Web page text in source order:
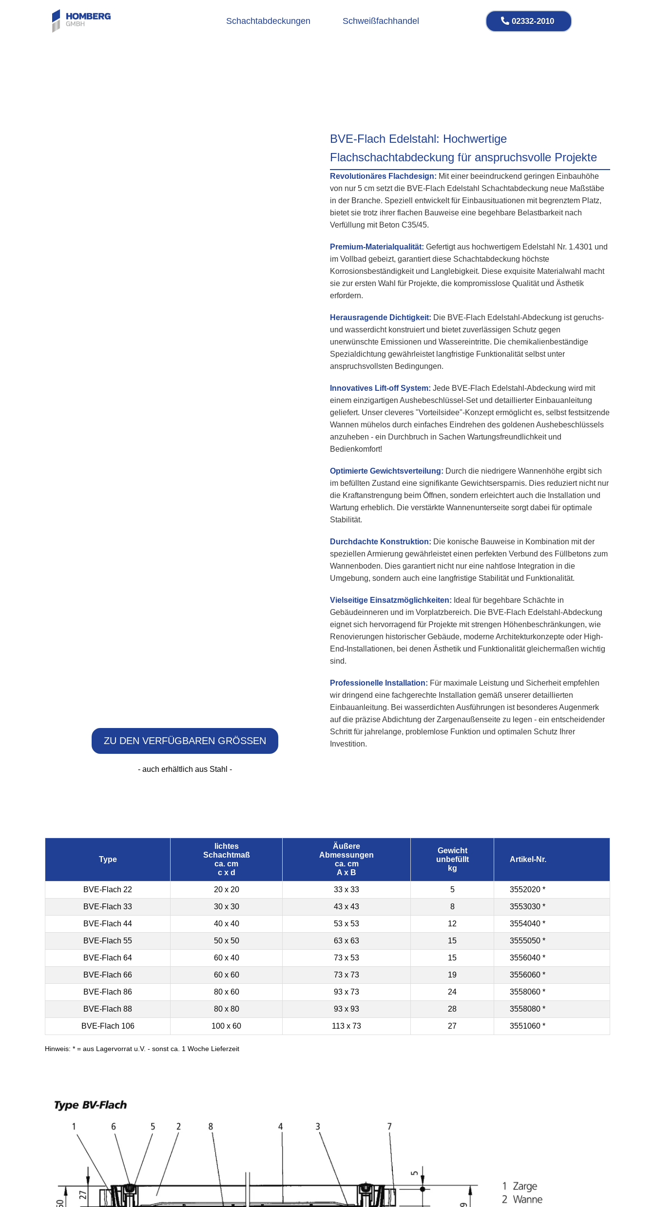
Schachtabdeckungen Schweißfachhandel 02332-2010
ZU DEN VERFÜGBAREN GRÖSSEN
- auch erhältlich aus Stahl -
BVE-Flach Edelstahl: Hochwertige
Flachschachtabdeckung für anspruchsvolle Projekte
Revolutionäres Flachdesign: Mit einer beeindruckend geringen Einbauhöhe
von nur 5 cm setzt die BVE-Flach Edelstahl Schachtabdeckung neue Maßstäbe
in der Branche. Speziell entwickelt für Einbausituationen mit begrenztem Platz,
bietet sie trotz ihrer flachen Bauweise eine begehbare Belastbarkeit nach
Verfüllung mit Beton C35/45.
Premium-Materialqualität: Gefertigt aus hochwertigem Edelstahl Nr. 1.4301 und
im Vollbad gebeizt, garantiert diese Schachtabdeckung höchste
Korrosionsbeständigkeit und Langlebigkeit. Diese exquisite Materialwahl macht
sie zur ersten Wahl für Projekte, die kompromisslose Qualität und Ästhetik
erfordern.
Herausragende Dichtigkeit: Die BVE-Flach Edelstahl-Abdeckung ist geruchs-
und wasserdicht konstruiert und bietet zuverlässigen Schutz gegen
unerwünschte Emissionen und Wassereintritte. Die chemikalienbeständige
Spezialdichtung gewährleistet langfristige Funktionalität selbst unter
anspruchsvollsten Bedingungen.
Innovatives Lift-off System: Jede BVE-Flach Edelstahl-Abdeckung wird mit
einem einzigartigen Aushebeschlüssel-Set und detaillierter Einbauanleitung
geliefert. Unser cleveres "Vorteilsidee"-Konzept ermöglicht es, selbst festsitzende
Wannen mühelos durch einfaches Eindrehen des goldenen Aushebeschlüssels
anzuheben - ein Durchbruch in Sachen Wartungsfreundlichkeit und
Bedienkomfort!
Optimierte Gewichtsverteilung: Durch die niedrigere Wannenhöhe ergibt sich
im befüllten Zustand eine signifikante Gewichtsersparnis. Dies reduziert nicht nur
die Kraftanstrengung beim Öffnen, sondern erleichtert auch die Installation und
Wartung erheblich. Die verstärkte Wannenunterseite sorgt dabei für optimale
Stabilität.
Durchdachte Konstruktion: Die konische Bauweise in Kombination mit der
speziellen Armierung gewährleistet einen perfekten Verbund des Füllbetons zum
Wannenboden. Dies garantiert nicht nur eine nahtlose Integration in die
Umgebung, sondern auch eine langfristige Stabilität und Funktionalität.
Vielseitige Einsatzmöglichkeiten: Ideal für begehbare Schächte in
Gebäudeinneren und im Vorplatzbereich. Die BVE-Flach Edelstahl-Abdeckung
eignet sich hervorragend für Projekte mit strengen Höhenbeschränkungen, wie
Renovierungen historischer Gebäude, moderne Architekturkonzepte oder High-
End-Installationen, bei denen Ästhetik und Funktionalität gleichermaßen wichtig
sind.
Professionelle Installation: Für maximale Leistung und Sicherheit empfehlen
wir dringend eine fachgerechte Installation gemäß unserer detaillierten
Einbauanleitung. Bei wasserdichten Ausführungen ist besonderes Augenmerk
auf die präzise Abdichtung der Zargenaußenseite zu legen - ein entscheidender
Schritt für jahrelange, problemlose Funktion und optimalen Schutz Ihrer
Investition.
Type
lichtes
Schachtmaß
ca. cm
c x d
Äußere
Abmessungen
ca. cm
A x B
Gewicht
unbefüllt
kg
Artikel-Nr.
BVE-Flach 22 20 x 20 33 x 33 5 3552020 *
BVE-Flach 33 30 x 30 43 x 43 8 3553030 *
BVE-Flach 44 40 x 40 53 x 53 12 3554040 *
BVE-Flach 55 50 x 50 63 x 63 15 3555050 *
BVE-Flach 64 60 x 40 73 x 53 15 3556040 *
BVE-Flach 66 60 x 60 73 x 73 19 3556060 *
BVE-Flach 86 80 x 60 93 x 73 24 3558060 *
BVE-Flach 88 80 x 80 93 x 93 28 3558080 *
BVE-Flach 106 100 x 60 113 x 73 27 3551060 *
Hinweis: * = aus Lagervorrat u.V. - sonst ca. 1 Woche Lieferzeit